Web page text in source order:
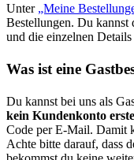
Unter „Meine
Bestellungen. Du kannst
und die einzelnen
Was ist eine
Du kannst bei uns als
kein Kundenkonto
Code per E-Mail. Damit
Achte bitte darauf, dass